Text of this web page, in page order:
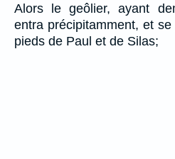
Alors le geôlier, ayant
entra précipitamment, et
pieds de Paul et de Silas;